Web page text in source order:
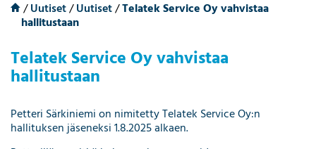
/Uutiset/Uutiset/Telatek Service Oy vahvistaa
hallitustaan
Telatek Service Oy vahvistaa
hallitustaan
Petteri Särkiniemi on nimitetty Telatek Service Oy:n
hallituksen jäseneksi 1.8.2025 alkaen.